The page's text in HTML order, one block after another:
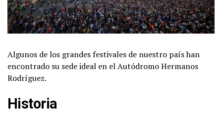
Algunos de los grandes festivales de nuestro país han
encontrado su sede ideal en el Autódromo Hermanos
Rodríguez.
Historia